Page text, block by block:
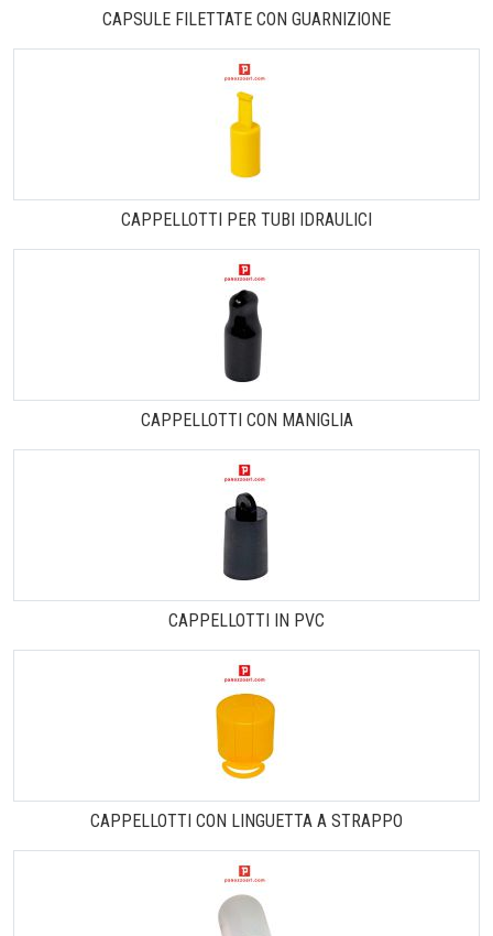
CAPSULE FILETTATE CON GUARNIZIONE
CAPPELLOTTI PER TUBI IDRAULICI
CAPPELLOTTI CON MANIGLIA
CAPPELLOTTI IN PVC
CAPPELLOTTI CON LINGUETTA A STRAPPO